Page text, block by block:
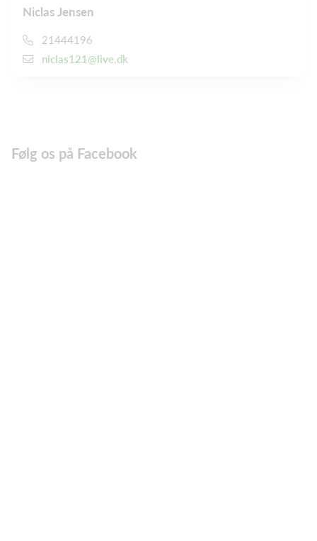
Niclas Jensen
21444196
niclas121@live.dk
Følg os på Facebook